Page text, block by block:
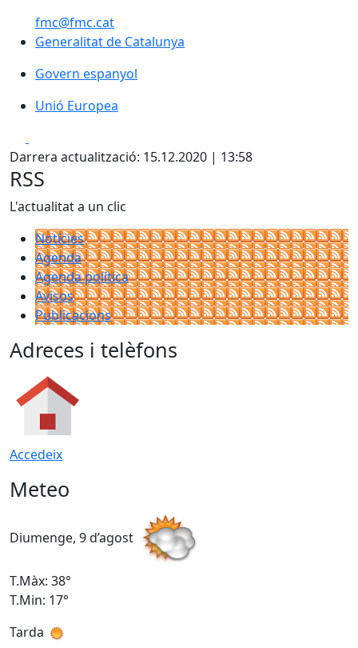
fmc@fmc.cat
Generalitat de Catalunya
Generalitat de Catalunya
Govern espanyol
Govern espanyol
Unió Europea
Unió Europea
Darrera actualització: 15.12.2020 | 13:58
RSS
L'actualitat a un clic
Notícies
Agenda
Agenda política
Avisos
Publicacions
Adreces i telèfons
Accedeix
Meteo
Diumenge, 9 d’agost
T.Màx: 38°
T.Min: 17°
Tarda